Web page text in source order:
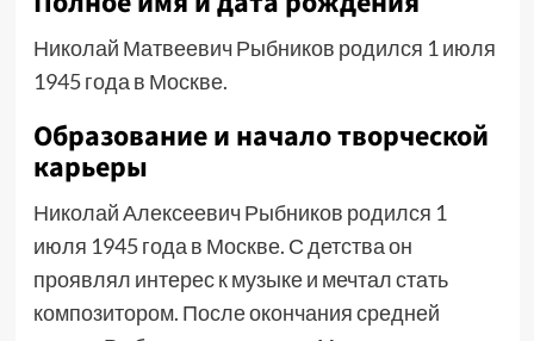
Николай Матвеевич Рыбников родился 1 июля
1945 года в Москве.
Образование и начало творческой
карьеры
Николай Алексеевич Рыбников родился 1
июля 1945 года в Москве. С детства он
проявлял интерес к музыке и мечтал стать
композитором. После окончания средней